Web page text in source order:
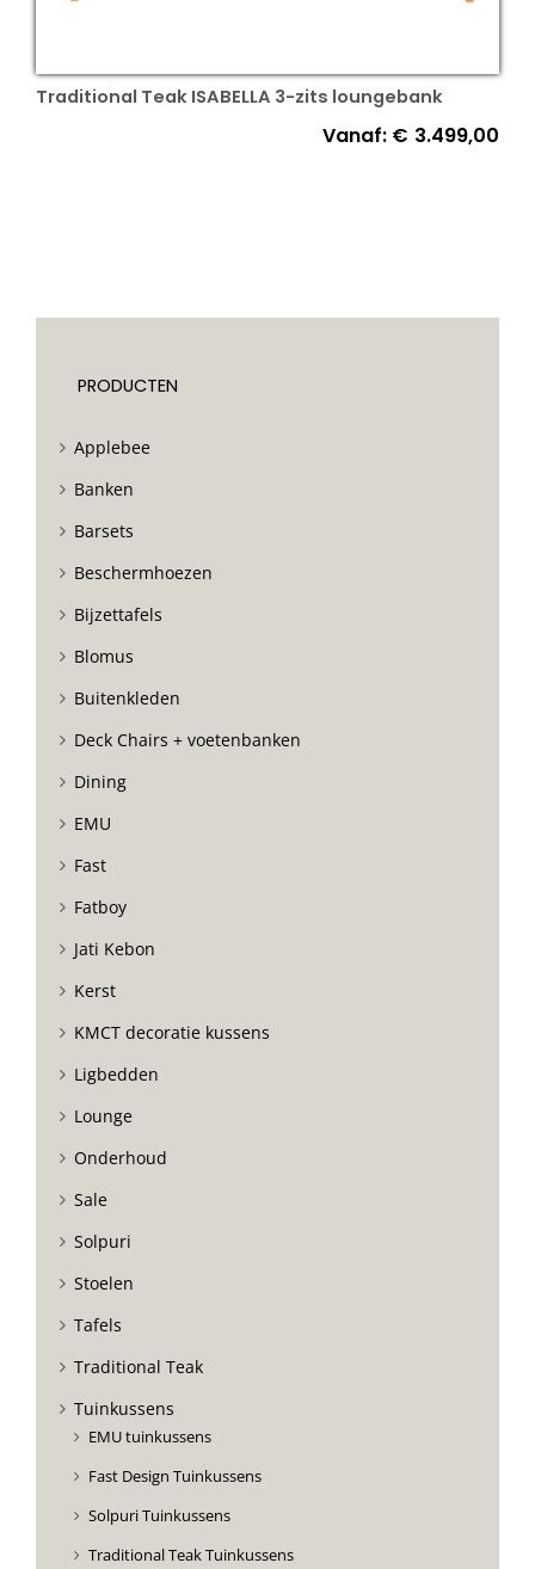
Traditional Teak ISABELLA 3-zits loungebank
Vanaf: € 3.499,00
PRODUCTEN
Applebee
Banken
Barsets
Beschermhoezen
Bijzettafels
Blomus
Buitenkleden
Deck Chairs + voetenbanken
Dining
EMU
Fast
Fatboy
Jati Kebon
Kerst
KMCT decoratie kussens
Ligbedden
Lounge
Onderhoud
Sale
Solpuri
Stoelen
Tafels
Traditional Teak
Tuinkussens
EMU tuinkussens
Fast Design Tuinkussens
Solpuri Tuinkussens
Traditional Teak Tuinkussens